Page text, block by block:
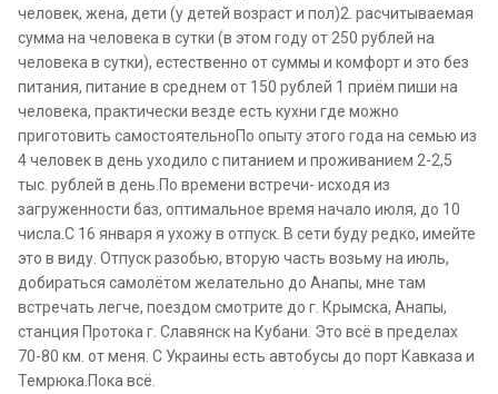
человек, жена, дети (у детей возраст и пол)2. расчитываемая
сумма на человека в сутки (в этом году от 250 рублей на
человека в сутки), естественно от суммы и комфорт и это без
питания, питание в среднем от 150 рублей 1 приём пиши на
человека, практически везде есть кухни где можно
приготовить самостоятельноПо опыту этого года на семью из
4 человек в день уходило с питанием и проживанием 2-2,5
тыс. рублей в день.По времени встречи- исходя из
загруженности баз, оптимальное время начало июля, до 10
числа.С 16 января я ухожу в отпуск. В сети буду редко, имейте
это в виду. Отпуск разобью, вторую часть возьму на июль,
добираться самолётом желательно до Анапы, мне там
встречать легче, поездом смотрите до г. Крымска, Анапы,
станция Протока г. Славянск на Кубани. Это всё в пределах
70-80 км. от меня. С Украины есть автобусы до порт Кавказа и
Темрюка.Пока всё.